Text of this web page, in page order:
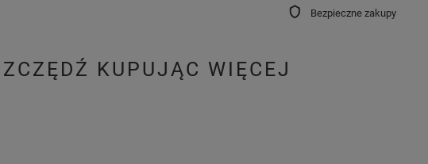
Bezpieczne zakupy
KUPUJĄC WIĘCEJ